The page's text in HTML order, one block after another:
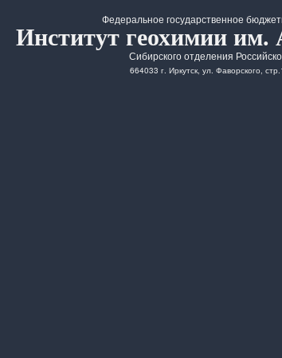
Федеральное государственное
Институт геохимии им.
Сибирского отделения
664033 г. Иркутск, ул. Фаворского,